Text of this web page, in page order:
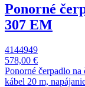
Ponorné
307 EM
4144949
578,00 €
Ponorné čerpadlo
kábel 20 m,